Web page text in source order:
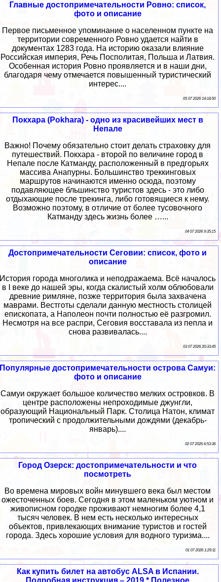
Главные достопримечательности Ровно: список,
фото и описание
Первое письменное упоминание о населенном пункте на
территории современного Ровно удается найти в
документах 1283 года. На историю оказали влияние
Российская империя, Речь Посполитая, Польша и Латвия.
Особенная история Ровно проявляется и в наши дни,
благодаря чему отмечается повышенный туристический
интерес....
05 07 2026 14:18:50
Покхара (Pokhara) - одно из красивейших мест в
Непале
Важно! Почему обязательно стоит делать страховку для
путешествий. Покхара - второй по величине город в
Непале после Катманду, расположенный в предгорьях
массива Анапурны. Большинство треккинговых
маршрутов начинаются именно осюда, поэтому
подавляющее бльшинство туристов здесь - это либо
отдыхающие после трекинга, либо готовящиеся к нему.
Возможно поэтому, в отличие от более тусовочного
Катманду здесь жизнь более …...
04 07 2026 9:35:15
Достопримечательности Сеговии: список, фото и
описание
История города многолика и неподражаема. Всё началось
в I веке до нашей эры, когда скалистый холм облюбовали
древние римляне, позже территория была захвачена
маврами. Вестготы сделали данную местность столицей
епископата, а Наполеон почти полностью её разгромил.
Несмотря на все распри, Сеговия восставала из пепла и
снова развивалась....
03 07 2026 20:33:45
Популярные достопримечательности острова Самуи:
фото и описание
Самуи окружает большое количество мелких островков. В
центре расположены непроходимые джунгли,
образующий Национальный Парк. Столица Натон, климат
тропический с продолжительными дождями (декабрь-
январь)....
02 07 2026 6:53:36
Город Озерск: достопримечательности и что
посмотреть
Во времена мировых войн минувшего века был местом
ожесточенных боев. Сегодня в этом маленьком уютном и
живописном городке проживают немногим более 4,1
тысяч человек. В нем есть несколько интересных
объектов, привлекающих внимание туристов и гостей
города. Здесь хорошие условия для водного туризма....
01 07 2026 1:29:11
Как купить билет на автобус ALSA в Испании.
Подробная инструкция – 2019 * Полезное